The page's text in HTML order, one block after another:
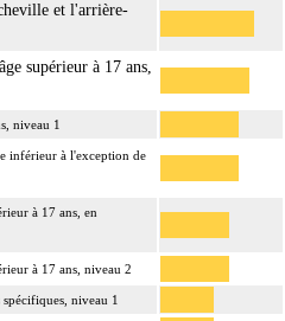
et l'arrière-
supérieur à 17 ans,
niveau 1
inférieur à l'exception de
à 17 ans, en
à 17 ans, niveau 2
spécifiques, niveau 1